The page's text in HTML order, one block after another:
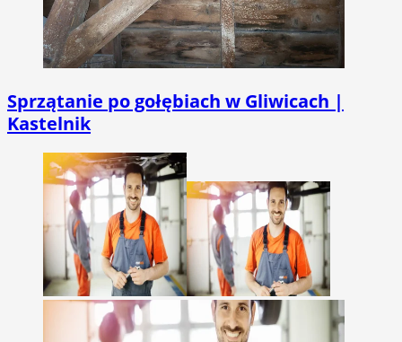
Sprzątanie po gołębiach w Gliwicach |
Kastelnik